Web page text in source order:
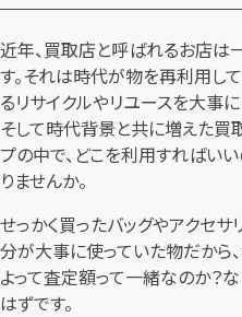
近年、買取店と呼ばれるお店
す。それは時代が物を再利用し
るリサイクルやリユースを大事
そして時代背景と共に増えた買
プの中で、どこを利用すればい
りませんか。
せっかく買ったバッグやアクセサ
分が大事に使っていた物だから
よって査定額って一緒なのか？
はずです。